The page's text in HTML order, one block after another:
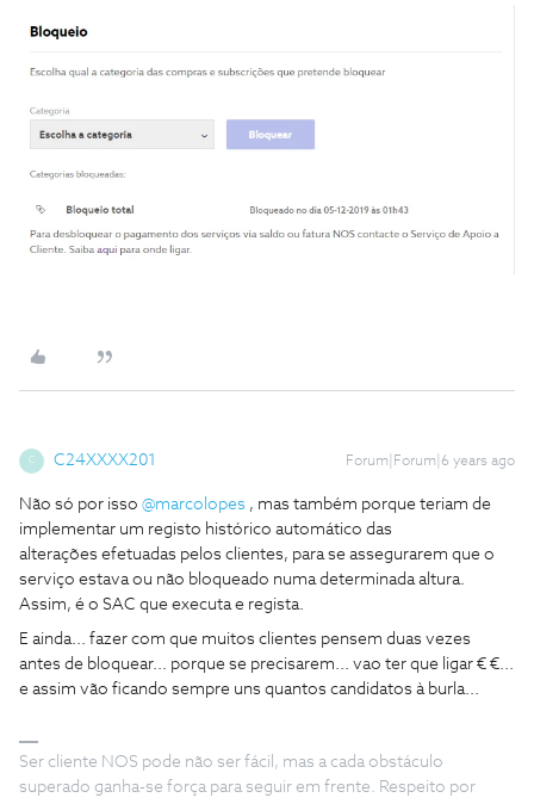
C C24XXXX201 Forum|Forum|6 years ago
Não só por isso @marcolopes , mas também porque teriam de
implementar um registo histórico automático das
alterações efetuadas pelos clientes, para se assegurarem que o
serviço estava ou não bloqueado numa determinada altura.
Assim, é o SAC que executa e regista.
E ainda... fazer com que muitos clientes pensem duas vezes
antes de bloquear... porque se precisarem... vao ter que ligar € €...
e assim vão ficando sempre uns quantos candidatos à burla...
Ser cliente NOS pode não ser fácil, mas a cada obstáculo
superado ganha-se força para seguir em frente. Respeito por